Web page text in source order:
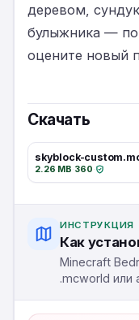
деревом,
булыжника —
оцените новый
Скачать
skyblock-
2.26 MB·360·
ИНСТРУКЦИЯ
Как
Minecraft
.mcworld или